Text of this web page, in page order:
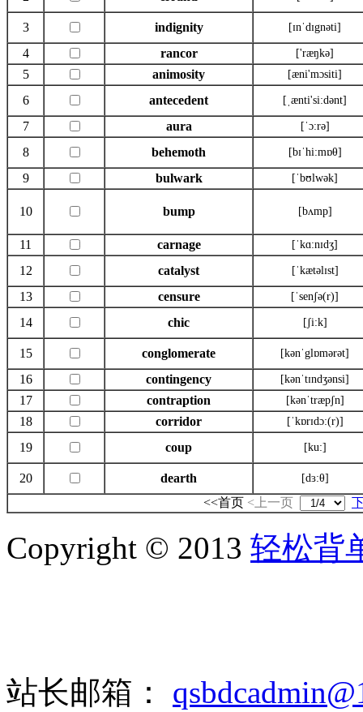
3 indignity [ɪnˈdɪgnəti]
4 rancor ['ræŋkə]
5 animosity [æni'mɔsiti]
6 antecedent [ˌænti'si:dənt]
7 aura [ˈɔ:rə]
8 behemoth [bɪˈhi:mɒθ]
9 bulwark [ˈbʊlwək]
10 bump [bʌmp]
11 carnage [ˈkɑ:nɪdʒ]
12 catalyst [ˈkætəlɪst]
13 censure [ˈsenʃə(r)]
14 chic [ʃi:k]
15 conglomerate [kənˈglɒmərət]
16 contingency [kənˈtɪndʒənsi]
17 contraption [kənˈtræpʃn]
18 corridor [ˈkɒrɪdɔ:(r)]
19 coup [ku:]
20 dearth [dɜ:θ]
<<首页 <上一页
Copyright © 2013 轻松背
站长邮箱：